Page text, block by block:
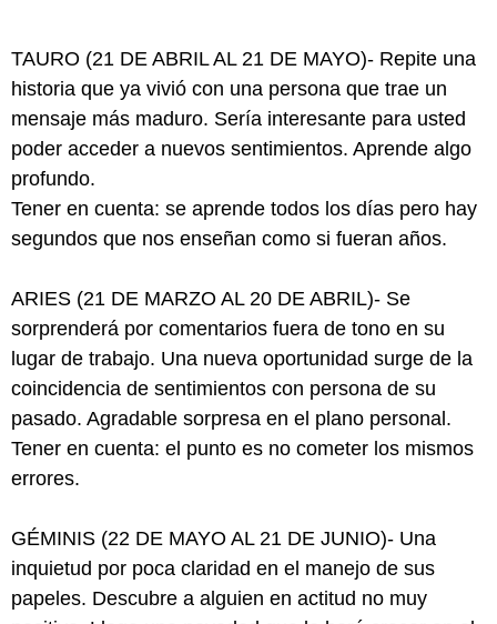
TAURO (21 DE ABRIL AL 21 DE MAYO)- Repite una
historia que ya vivió con una persona que trae un
mensaje más maduro. Sería interesante para usted
poder acceder a nuevos sentimientos. Aprende algo
profundo.
Tener en cuenta: se aprende todos los días pero hay
segundos que nos enseñan como si fueran años.
ARIES (21 DE MARZO AL 20 DE ABRIL)- Se
sorprenderá por comentarios fuera de tono en su
lugar de trabajo. Una nueva oportunidad surge de la
coincidencia de sentimientos con persona de su
pasado. Agradable sorpresa en el plano personal.
Tener en cuenta: el punto es no cometer los mismos
errores.
GÉMINIS (22 DE MAYO AL 21 DE JUNIO)- Una
inquietud por poca claridad en el manejo de sus
papeles. Descubre a alguien en actitud no muy